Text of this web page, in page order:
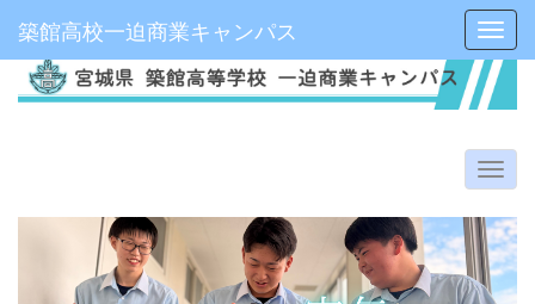
築館高校一迫商業キャンパス